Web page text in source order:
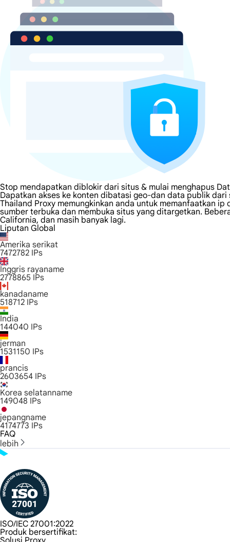
Stop mendapatkan diblokir dari situs & mulai menghapus
Dapatkan akses ke konten dibatasi geo-dan data publik dari
Thailand Proxy memungkinkan anda untuk memanfaatkan
sumber terbuka dan membuka situs yang ditargetkan.
California, dan masih banyak lagi.
Liputan Global
Amerika serikat
7472782 IPs
Inggris rayaname
2778865 IPs
kanadaname
518712 IPs
India
144040 IPs
jerman
1531150 IPs
prancis
2603654 IPs
Korea selatanname
149048 IPs
jepangname
4174773 IPs
FAQ
lebih
ISO/IEC 27001:2022
Produk bersertifikat: